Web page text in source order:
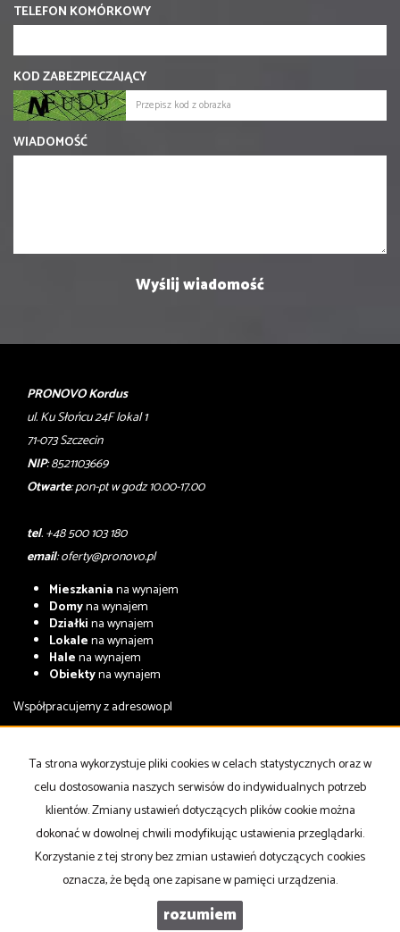
TELEFON KOMÓRKOWY
KOD ZABEZPIECZAJĄCY
WIADOMOŚĆ
PRONOVO Kordus
ul. Ku Słońcu 24F lokal 1
71-073 Szczecin
NIP: 8521103669
Otwarte: pon-pt w godz 10.00-17.00
tel. +48 500 103 180
email:oferty@pronovo.pl
Mieszkaniana wynajem
Domyna wynajem
Działkina wynajem
Lokalena wynajem
Halena wynajem
Obiektyna wynajem
Współpracujemy zadresowo.pl
Domyna sprzedaż
Działkina sprzedaż
Lokalena sprzedaż
Halena sprzedaż
Obiekty na sprzedaż
Strona główna notatnik Kup Sprzedaj Kontakt
PRONOVO Nieruchomości 2026Program dla biur nieruchomości
Galactica Virgo
Ta strona wykorzystuje pliki cookies w celach statystycznych oraz w
celu dostosowania naszych serwisów do indywidualnych potrzeb
klientów. Zmiany ustawień dotyczących plików cookie można
dokonać w dowolnej chwili modyfikując ustawienia przeglądarki.
Korzystanie z tej strony bez zmian ustawień dotyczących cookies
oznacza, że będą one zapisane w pamięci urządzenia.
rozumiem